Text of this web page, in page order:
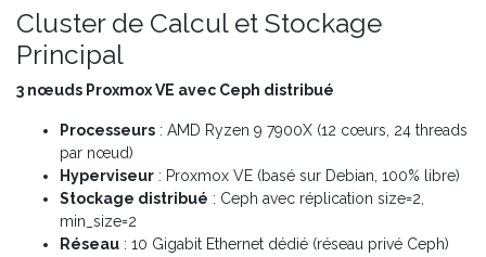
Cluster de Calcul et Stockage
Principal
3 nœuds Proxmox VE avec Ceph distribué
Processeurs : AMD Ryzen 9 7900X (12 cœurs, 24 threads
par nœud)
Hyperviseur : Proxmox VE (basé sur Debian, 100% libre)
Stockage distribué : Ceph avec réplication size=2,
min_size=2
Réseau : 10 Gigabit Ethernet dédié (réseau privé Ceph)